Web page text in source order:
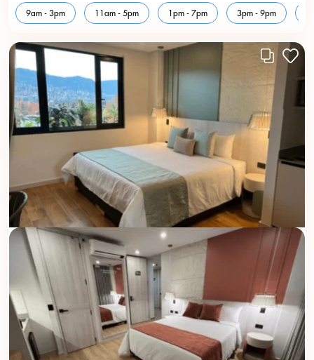
9am - 3pm 11am - 5pm 1pm - 7pm 3pm - 9pm